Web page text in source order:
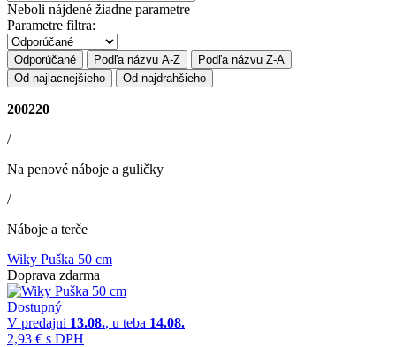
Neboli nájdené žiadne parametre
Parametre filtra:
Odporúčané Podľa názvu A-Z
Podľa názvu Z-A
Od najlacnejšieho
Od najdrahšieho
200220
/
Na penové náboje a guličky
/
Náboje a terče
Wiky Puška 50 cm
Doprava zdarma
Dostupný
V predajni 13.08., u teba 14.08.
2,93 € s DPH